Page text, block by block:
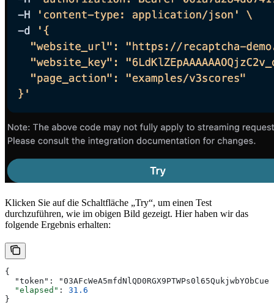
Klicken Sie auf die Schaltfläche „Try“, um einen Test
durchzuführen, wie im obigen Bild gezeigt. Hier haben wir das
folgende Ergebnis erhalten:
{
"token":
  "elapsed"
: 31.6
}